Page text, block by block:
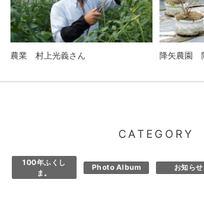
農業 村上光義さん 降矢農園
CATEGORY
100年ふくし
ま。
Photo Album お知らせ